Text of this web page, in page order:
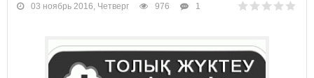
03 ноябрь 2016, Четверг 976 1